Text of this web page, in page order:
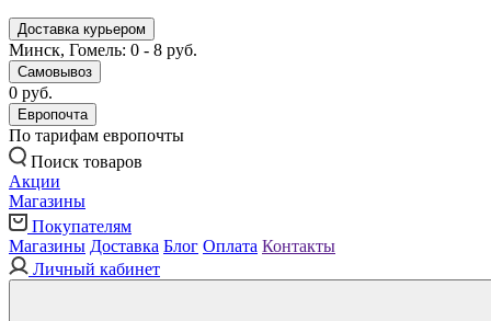
Доставка курьером
Минск, Гомель: 0 - 8 руб.
Самовывоз
0 руб.
Европочта
По тарифам европочты
Поиск товаров
Акции
Магазины
Покупателям
Магазины Доставка Блог Оплата Контакты
Личный кабинет